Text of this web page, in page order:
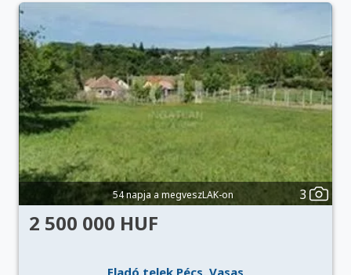
54 napja a megveszLAK-on 3
2 500 000 HUF
Eladó telek Pécs, Vasas